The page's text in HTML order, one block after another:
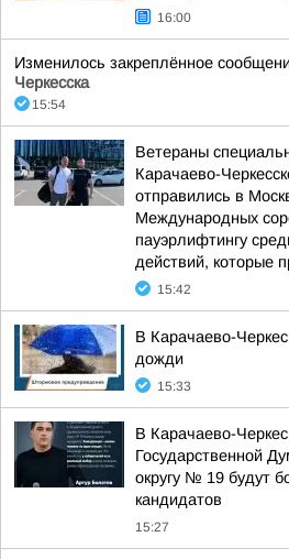
16:00
Изменилось закреплённое
Черкесска
15:54
Ветераны
Карачаево-
отправились в
Международных
пауэрлифтингу
действий, которые
15:42
В Карачаево-
дожди
15:33
В Карачаево-
Государственной
округу № 19 будут
кандидатов
15:27